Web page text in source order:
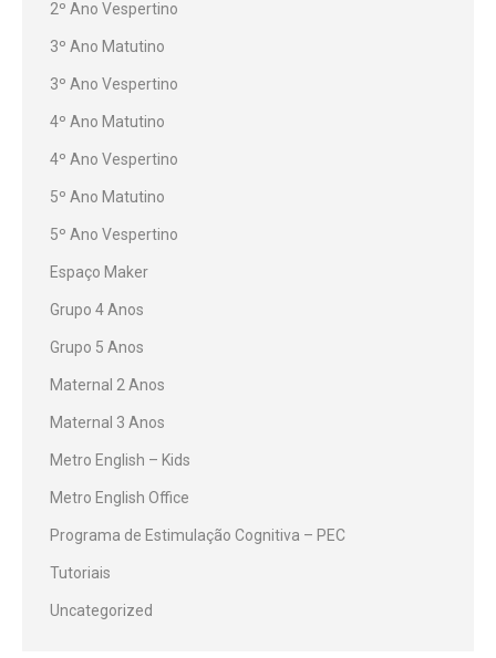
2º Ano Vespertino
3º Ano Matutino
3º Ano Vespertino
4º Ano Matutino
4º Ano Vespertino
5º Ano Matutino
5º Ano Vespertino
Espaço Maker
Grupo 4 Anos
Grupo 5 Anos
Maternal 2 Anos
Maternal 3 Anos
Metro English – Kids
Metro English Office
Programa de Estimulação Cognitiva – PEC
Tutoriais
Uncategorized